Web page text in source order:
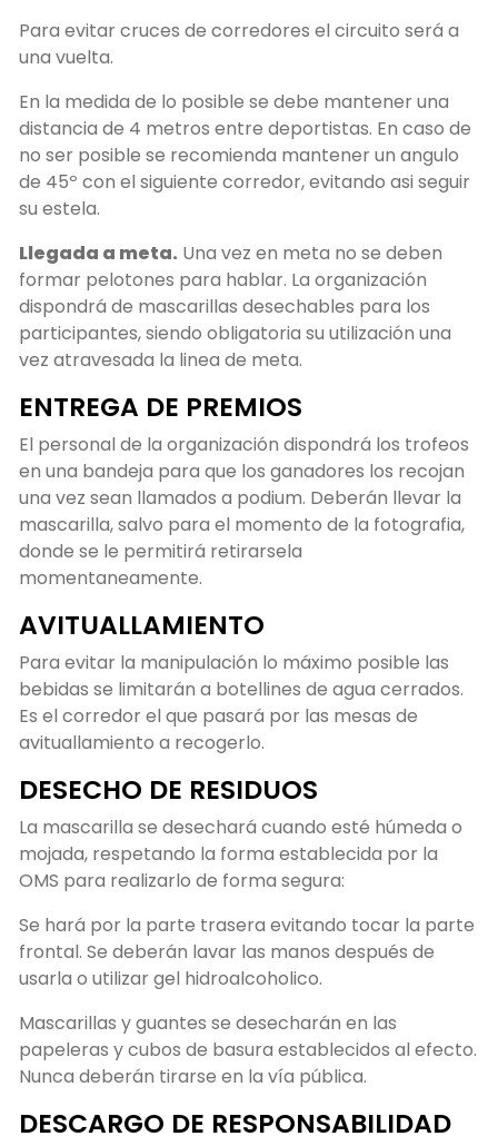
Para evitar cruces de corredores el circuito será a
una vuelta.
En la medida de lo posible se debe mantener una
distancia de 4 metros entre deportistas. En caso de
no ser posible se recomienda mantener un angulo
de 45º con el siguiente corredor, evitando asi seguir
su estela.
Llegada a meta. Una vez en meta no se deben
formar pelotones para hablar. La organización
dispondrá de mascarillas desechables para los
participantes, siendo obligatoria su utilización una
vez atravesada la linea de meta.
ENTREGA DE PREMIOS
El personal de la organización dispondrá los trofeos
en una bandeja para que los ganadores los recojan
una vez sean llamados a podium. Deberán llevar la
mascarilla, salvo para el momento de la fotografia,
donde se le permitirá retirarsela
momentaneamente.
AVITUALLAMIENTO
Para evitar la manipulación lo máximo posible las
bebidas se limitarán a botellines de agua cerrados.
Es el corredor el que pasará por las mesas de
avituallamiento a recogerlo.
DESECHO DE RESIDUOS
La mascarilla se desechará cuando esté húmeda o
mojada, respetando la forma establecida por la
OMS para realizarlo de forma segura:
Se hará por la parte trasera evitando tocar la parte
frontal. Se deberán lavar las manos después de
usarla o utilizar gel hidroalcoholico.
Mascarillas y guantes se desecharán en las
papeleras y cubos de basura establecidos al efecto.
Nunca deberán tirarse en la vía pública.
DESCARGO DE RESPONSABILIDAD